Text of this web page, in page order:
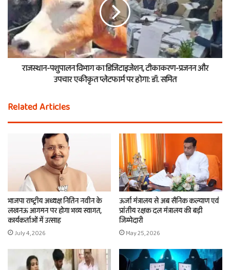
राजस्थान-पशुपालन विभाग का डिजिटाइजेशन, टीकाकरण-प्रजनन और
उपचार एकीकृत प्लेटफार्म पर होगा: डॉ. समित
Related Articles
भाजपा राष्ट्रीय अध्यक्ष नितिन नवीन के
लखनऊ आगमन पर होगा भव्य स्वागत,
कार्यकर्ताओं में उत्साह
July 4, 2026
ऊर्जा मंत्रालय से अब सैनिक कल्याण एवं
प्रांतीय रक्षक दल मंत्रालय की बड़ी
जिम्मेदारी
May 25, 2026